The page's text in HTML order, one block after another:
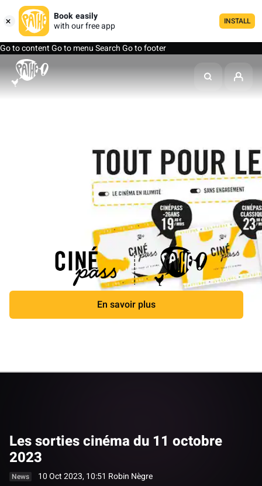
Book easily
with our free app
INSTALL
Go to contentGo to menuSearchGo to footer
En savoir plus
Les sorties cinéma du 11 octobre
2023
News 10 Oct 2023, 10:51 Robin Nègre